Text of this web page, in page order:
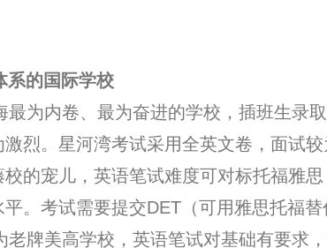
的国际学校
为内卷、最为奋进的学校，插班生录
烈。星河湾考试采用全英文卷，面试较
的宠儿，英语笔试难度可对标托福雅思
。考试需要提交DET（可用雅思托福替
牌美高学校，英语笔试对基础有要求